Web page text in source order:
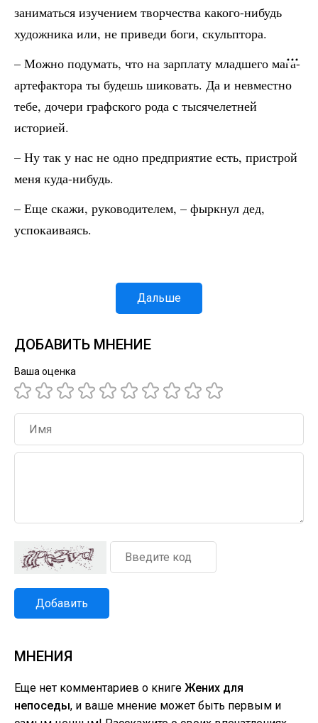
заниматься изучением творчества какого-нибудь
художника или, не приведи боги, скульптора.
– Можно подумать, что на зарплату младшего мага-
артефактора ты будешь шиковать. Да и невместно
тебе, дочери графского рода с тысячелетней
историей.
– Ну так у нас не одно предприятие есть, пристрой
меня куда-нибудь.
– Еще скажи, руководителем, – фыркнул дед,
успокаиваясь.
Дальше
ДОБАВИТЬ МНЕНИЕ
Ваша оценка
Добавить
МНЕНИЯ
Еще нет комментариев о книге Жених для
непоседы, и ваше мнение может быть первым и